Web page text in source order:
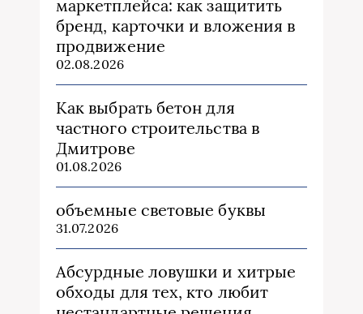
маркетплейса: как защитить
бренд, карточки и вложения в
продвижение
02.08.2026
Как выбрать бетон для
частного строительства в
Дмитрове
01.08.2026
объемные световые буквы
31.07.2026
Абсурдные ловушки и хитрые
обходы для тех, кто любит